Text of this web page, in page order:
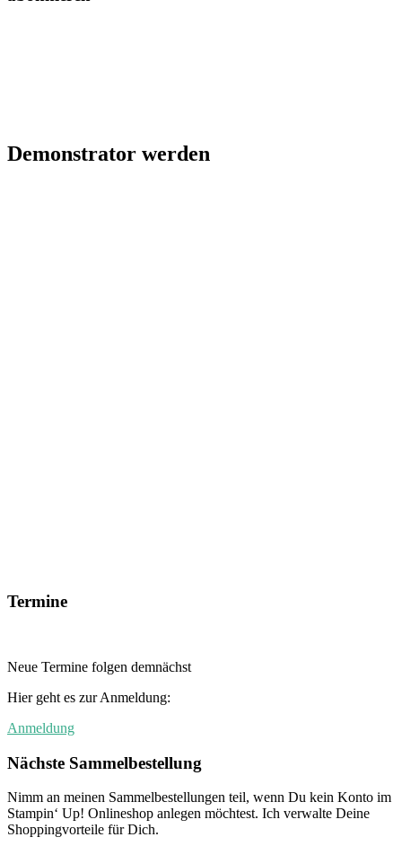
Demonstrator werden
Termine
Neue Termine folgen demnächst
Hier geht es zur Anmeldung:
Anmeldung
Nächste Sammelbestellung
Nimm an meinen Sammelbestellungen teil, wenn Du kein Konto im
Stampin‘ Up! Onlineshop anlegen möchtest. Ich verwalte Deine
Shoppingvorteile für Dich.